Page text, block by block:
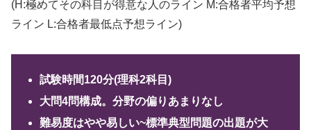
(H:極めてその科目が得意な人のライン M:合格者平均予想
ライン L:合格者最低点予想ライン)
試験時間120分(理科2科目)
大問4問構成。分野の偏りあまりなし
難易度はやや易しい~標準典型問題の出題が大